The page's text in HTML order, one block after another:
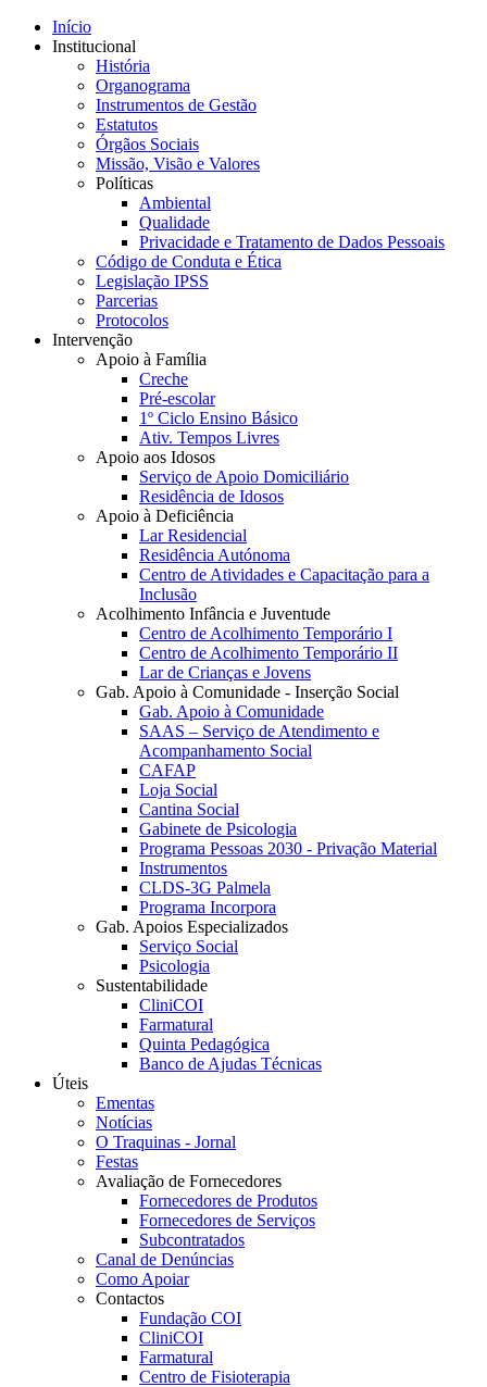
Início
Institucional
História
Organograma
Instrumentos de Gestão
Estatutos
Órgãos Sociais
Missão, Visão e Valores
Políticas
Ambiental
Qualidade
Privacidade e Tratamento de Dados Pessoais
Código de Conduta e Ética
Legislação IPSS
Parcerias
Protocolos
Intervenção
Apoio à Família
Creche
Pré-escolar
1º Ciclo Ensino Básico
Ativ. Tempos Livres
Apoio aos Idosos
Serviço de Apoio Domiciliário
Residência de Idosos
Apoio à Deficiência
Lar Residencial
Residência Autónoma
Centro de Atividades e Capacitação para a
Inclusão
Acolhimento Infância e Juventude
Centro de Acolhimento Temporário I
Centro de Acolhimento Temporário II
Lar de Crianças e Jovens
Gab. Apoio à Comunidade - Inserção Social
Gab. Apoio à Comunidade
SAAS – Serviço de Atendimento e
Acompanhamento Social
CAFAP
Loja Social
Cantina Social
Gabinete de Psicologia
Programa Pessoas 2030 - Privação Material
Instrumentos
CLDS-3G Palmela
Programa Incorpora
Gab. Apoios Especializados
Serviço Social
Psicologia
Sustentabilidade
CliniCOI
Farmatural
Quinta Pedagógica
Banco de Ajudas Técnicas
Úteis
Ementas
Notícias
O Traquinas - Jornal
Festas
Avaliação de Fornecedores
Fornecedores de Produtos
Fornecedores de Serviços
Subcontratados
Canal de Denúncias
Como Apoiar
Contactos
Fundação COI
CliniCOI
Farmatural
Centro de Fisioterapia